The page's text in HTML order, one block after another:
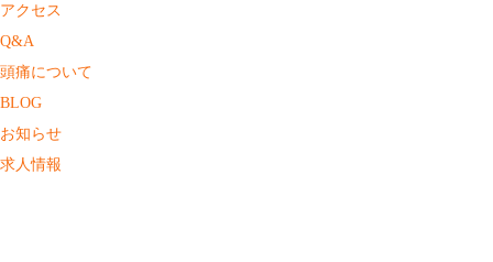
アクセス
Q&A
頭痛について
BLOG
お知らせ
求人情報